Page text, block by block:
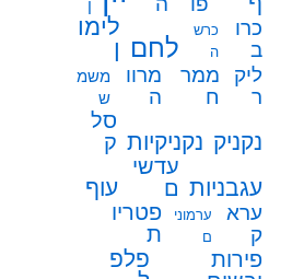
ן
כרו
ב
כרש
ה
לחם
לימו
ן
ליק
ר
ממר
ח
מרוו
ה
משמ
ש
נקניק נקניקיות
סל
ק
עגבניות
עדשי
ם
עוף
ערא
ק
ערמוני
ם
פטריו
ת
פירות
פלפ